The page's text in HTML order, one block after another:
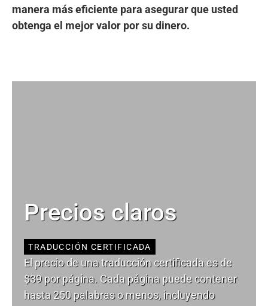
manera más eficiente para asegurar que usted
obtenga el mejor valor por su dinero.
Precios claros
TRADUCCIÓN CERTIFICADA
El precio de una traducción certificada es de
$39 por página. Cada página puede contener
hasta 250 palabras o menos, incluyendo